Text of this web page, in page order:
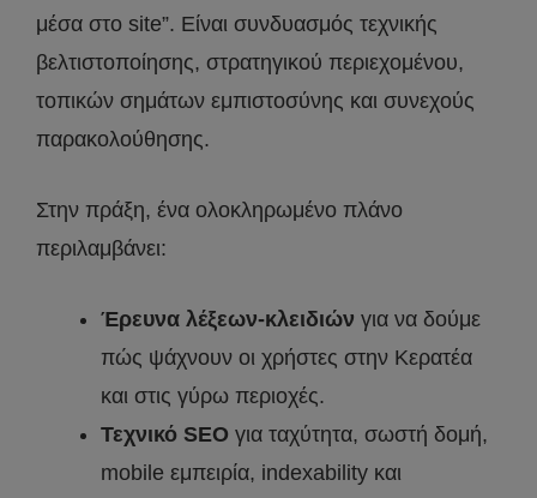
μέσα στο site”. Είναι συνδυασμός τεχνικής
βελτιστοποίησης, στρατηγικού περιεχομένου,
τοπικών σημάτων εμπιστοσύνης και συνεχούς
παρακολούθησης.
Στην πράξη, ένα ολοκληρωμένο πλάνο
περιλαμβάνει:
Έρευνα λέξεων-κλειδιών για να δούμε
πώς ψάχνουν οι χρήστες στην Κερατέα
και στις γύρω περιοχές.
Τεχνικό SEO για ταχύτητα, σωστή δομή,
mobile εμπειρία, indexability και